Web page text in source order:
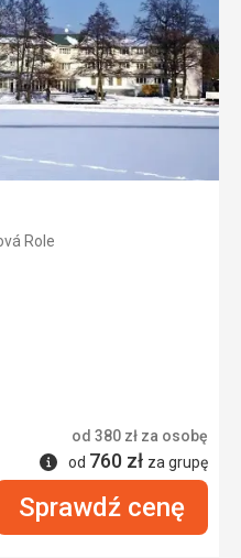
Role
od 380 zł za osobę
Informacje
od 760 zł za grupę
Sprawdź cenę